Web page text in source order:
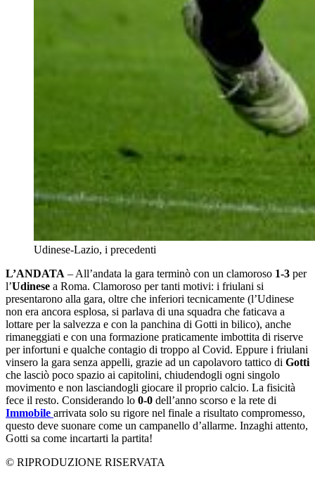
Udinese-Lazio, i precedenti
L’ANDATA – All’andata la gara terminò con un clamoroso 1-3 per
l’Udinese a Roma. Clamoroso per tanti motivi: i friulani si
presentarono alla gara, oltre che inferiori tecnicamente (l’Udinese
non era ancora esplosa, si parlava di una squadra che faticava a
lottare per la salvezza e con la panchina di Gotti in bilico), anche
rimaneggiati e con una formazione praticamente imbottita di riserve
per infortuni e qualche contagio di troppo al Covid. Eppure i friulani
vinsero la gara senza appelli, grazie ad un capolavoro tattico di Gotti
che lasciò poco spazio ai capitolini, chiudendogli ogni singolo
movimento e non lasciandogli giocare il proprio calcio. La fisicità
fece il resto. Considerando lo 0-0 dell’anno scorso e la rete di
Immobile arrivata solo su rigore nel finale a risultato compromesso,
questo deve suonare come un campanello d’allarme. Inzaghi attento,
Gotti sa come incartarti la partita!
© RIPRODUZIONE RISERVATA